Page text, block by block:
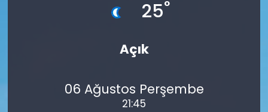
25°
Açık
06 Ağustos Perşembe
21:45